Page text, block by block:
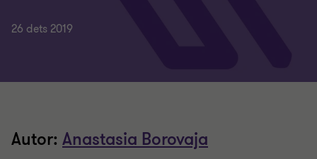
26 dets 2019
Autor: Anastasia Borovaja